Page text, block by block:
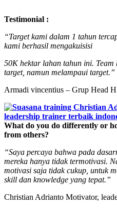
Testimonial :
“Target kami dalam 1 tahun
kami berhasil mengakuisisi
50K hektar lahan tahun ini.
target, namun melampaui target.”
Armadi vincentius – Grup Head
What do you do differently or
from others?
“Saya percaya bahwa pada
mereka hanya tidak termotivasi.
motivasi saja tidak cukup, untuk
skill dan knowledge yang tepat.”
Christian Adrianto Motivator,